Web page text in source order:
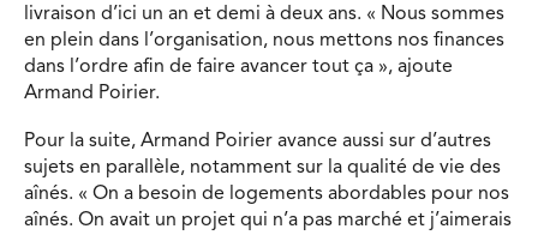
livraison d’ici un an et demi à deux ans. « Nous sommes
en plein dans l’organisation, nous mettons nos finances
dans l’ordre afin de faire avancer tout ça », ajoute
Armand Poirier.
Pour la suite, Armand Poirier avance aussi sur d’autres
sujets en parallèle, notamment sur la qualité de vie des
aînés. « On a besoin de logements abordables pour nos
aînés. On avait un projet qui n’a pas marché et j’aimerais